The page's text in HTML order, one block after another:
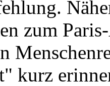
zum
kurz